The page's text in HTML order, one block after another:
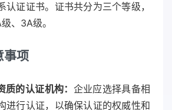
认证证书。证书共分为三个等级，
、3A级。
事项
质的认证机构： 企业应选择具备相
进行认证，以确保认证的权威性和